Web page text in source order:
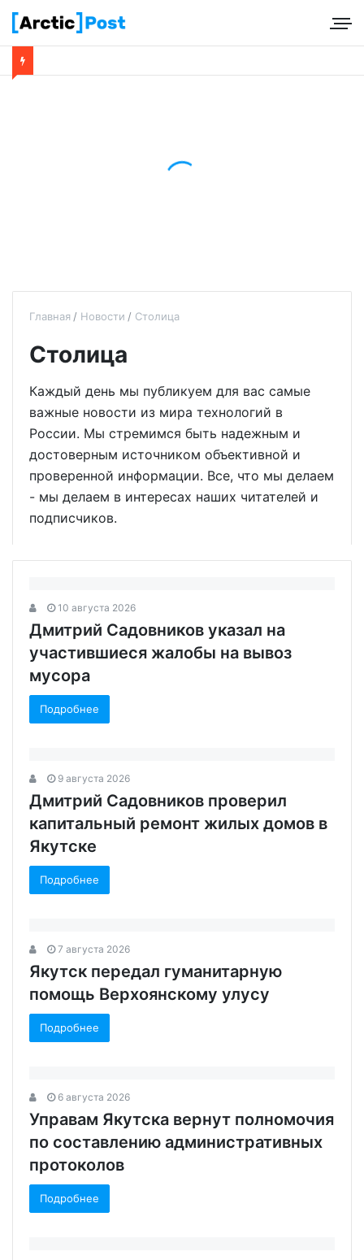
Главная Новости Столица
Столица
Каждый день мы публикуем для вас самые
важные новости из мира технологий в
России. Мы стремимся быть надежным и
достоверным источником объективной и
проверенной информации. Все, что мы делаем
- мы делаем в интересах наших читателей и
подписчиков.
10 августа 2026
Дмитрий Садовников указал на
участившиеся жалобы на вывоз
мусора
Подробнее
9 августа 2026
Дмитрий Садовников проверил
капитальный ремонт жилых домов в
Якутске
Подробнее
7 августа 2026
Якутск передал гуманитарную
помощь Верхоянскому улусу
Подробнее
6 августа 2026
Управам Якутска вернут полномочия
по составлению административных
протоколов
Подробнее